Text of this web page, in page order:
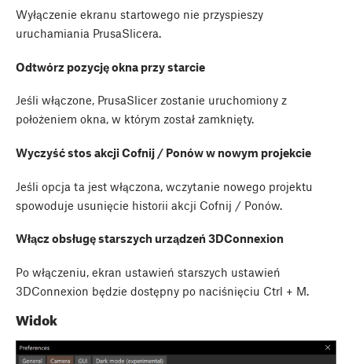
Wyłączenie ekranu startowego nie przyspieszy
uruchamiania PrusaSlicera.
Odtwórz pozycję okna przy starcie
Jeśli włączone, PrusaSlicer zostanie uruchomiony z
położeniem okna, w którym został zamknięty.
Wyczyść stos akcji Cofnij / Ponów w nowym projekcie
Jeśli opcja ta jest włączona, wczytanie nowego projektu
spowoduje usunięcie historii akcji Cofnij / Ponów.
Włącz obsługę starszych urządzeń 3DConnexion
Po włączeniu, ekran ustawień starszych ustawień
3DConnexion będzie dostępny po naciśnięciu Ctrl + M.
Widok